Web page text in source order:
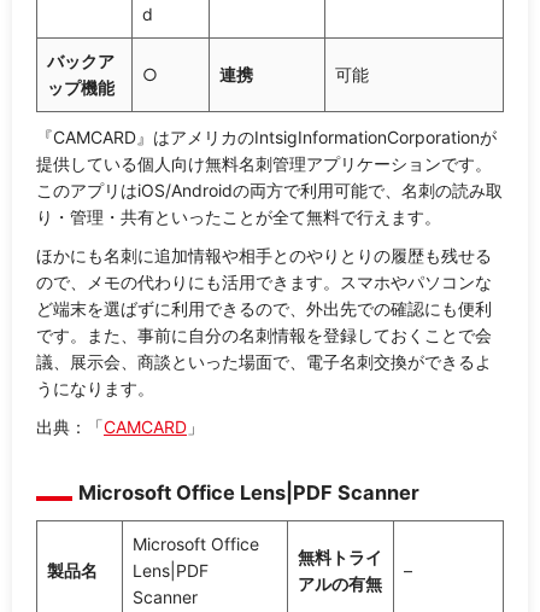
d
バックア
ップ機能
○ 連携 可能
『CAMCARD』はアメリカのIntsigInformationCorporationが
提供している個人向け無料名刺管理アプリケーションです。
このアプリはiOS/Androidの両方で利用可能で、名刺の読み取
り・管理・共有といったことが全て無料で行えます。
ほかにも名刺に追加情報や相手とのやりとりの履歴も残せる
ので、メモの代わりにも活用できます。スマホやパソコンな
ど端末を選ばずに利用できるので、外出先での確認にも便利
です。また、事前に自分の名刺情報を登録しておくことで会
議、展示会、商談といった場面で、電子名刺交換ができるよ
うになります。
出典：「CAMCARD 」
Microsoft Office Lens|PDF Scanner
製品名
Microsoft Office
Lens|PDF
Scanner
無料トライ
アルの有無
–